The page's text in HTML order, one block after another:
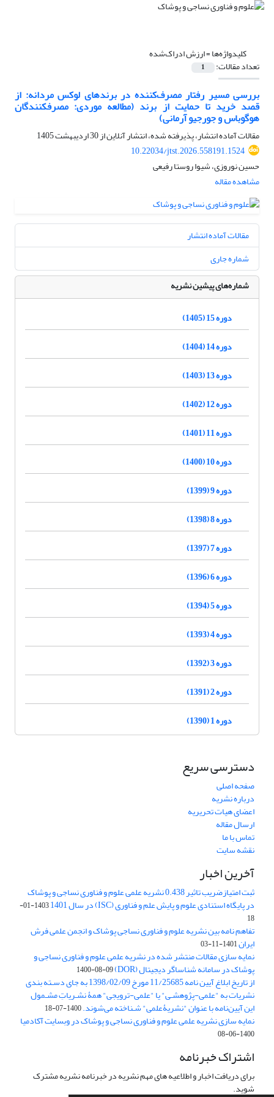
کلیدواژه‌ها =ارزش ادراک‌شده
تعداد مقالات: 1
بررسی مسیر رفتار مصرف‌کننده در برندهای لوکس مردانه: از
قصد خرید تا حمایت از برند (مطالعه موردی: مصرفکنندگان
هوگوباس و جورجیو آرمانی)
مقالات آماده انتشار، پذیرفته شده، انتشار آنلاین از30 اردیبهشت 1405
10.22034/jtst.2026.558191.1524
حسین نوروزی، شیوا روستا رفیعی
مشاهده مقاله
مقالات آماده انتشار
شماره جاری
شماره‌های پیشین نشریه
دوره 15 (1405)
دوره 14 (1404)
دوره 13 (1403)
دوره 12 (1402)
دوره 11 (1401)
دوره 10 (1400)
دوره 9 (1399)
دوره 8 (1398)
دوره 7 (1397)
دوره 6 (1396)
دوره 5 (1394)
دوره 4 (1393)
دوره 3 (1392)
دوره 2 (1391)
دوره 1 (1390)
دسترسی سریع
صفحه اصلی
درباره نشریه
اعضای هیات تحریریه
ارسال مقاله
تماس با ما
نقشه سایت
آخرین اخبار
ثبت امتیازضریب تاثیر 0.438 نشریه علمی علوم و فناوری نساجی و پوشاک
در پایگاه استنادی علوم و پایش علم و فناوری (ISC) در سال 1401
1403-01-
18
تفاهم نامه بین نشریه علوم و فناوری نساجی پوشاک و انجمن علمی فرش
ایران1401-11-03
نمایه سازی مقالات منتشر شده در نشریه علمی علوم و فناوری نساجی و
پوشاک در سامانه شناساگر دیجیتال (DOR) 1400-08-09
از تاریخ ابلاغ آیین نامه 11/25685 مورخ 1398/02/09 به جای دسـته بندی
نشریات به "علمی-پژوهشـی" یا "علمی-ترویجی" همۀ نشـریاتِ مشـمول
این آیین‌نامه با عنوان "نشریۀعلمی" شـناخته می‌شوند.1400-07-18
نمایه سازی نشریه علمی علوم و فناوری نساجی و پوشاک در وبسایت آکادمیا
1400-06-08
اشتراک خبرنامه
برای دریافت اخبار و اطلاعیه های مهم نشریه در خبرنامه نشریه مشترک
شوید.